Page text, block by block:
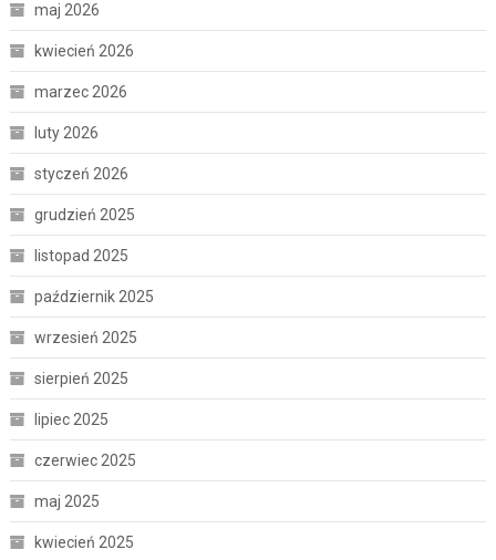
maj 2026
kwiecień 2026
marzec 2026
luty 2026
styczeń 2026
grudzień 2025
listopad 2025
październik 2025
wrzesień 2025
sierpień 2025
lipiec 2025
czerwiec 2025
maj 2025
kwiecień 2025